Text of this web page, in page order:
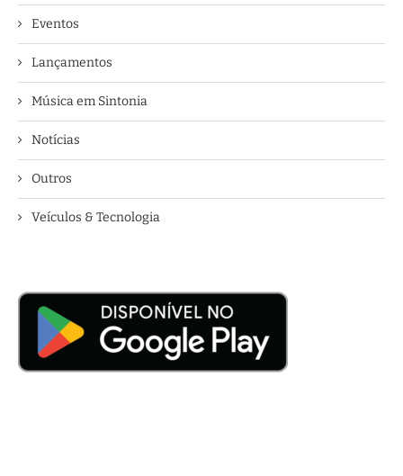
Eventos
Lançamentos
Música em Sintonia
Notícias
Outros
Veículos & Tecnologia